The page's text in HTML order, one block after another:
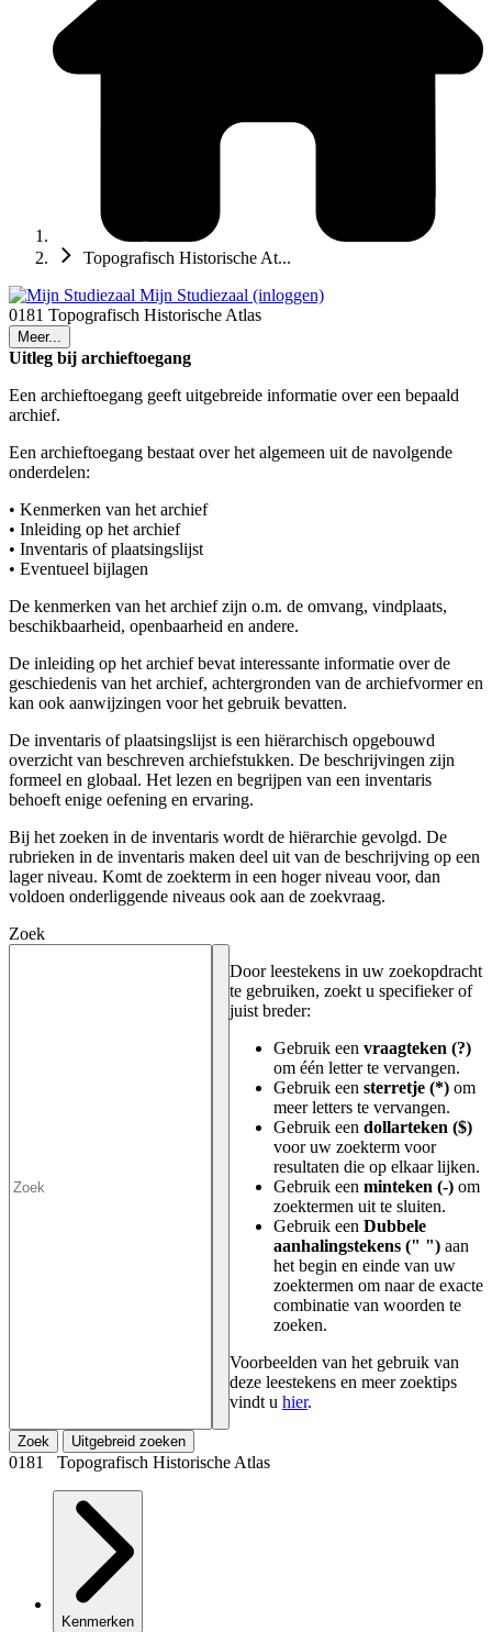
Topografisch Historische At...
Mijn Studiezaal (inloggen)
0181 Topografisch Historische Atlas
Meer...
Uitleg bij archieftoegang
Een archieftoegang geeft uitgebreide informatie over een bepaald
archief.
Een archieftoegang bestaat over het algemeen uit de navolgende
onderdelen:
• Kenmerken van het archief
• Inleiding op het archief
• Inventaris of plaatsingslijst
• Eventueel bijlagen
De kenmerken van het archief zijn o.m. de omvang, vindplaats,
beschikbaarheid, openbaarheid en andere.
De inleiding op het archief bevat interessante informatie over de
geschiedenis van het archief, achtergronden van de archiefvormer en
kan ook aanwijzingen voor het gebruik bevatten.
De inventaris of plaatsingslijst is een hiërarchisch opgebouwd
overzicht van beschreven archiefstukken. De beschrijvingen zijn
formeel en globaal. Het lezen en begrijpen van een inventaris
behoeft enige oefening en ervaring.
Bij het zoeken in de inventaris wordt de hiërarchie gevolgd. De
rubrieken in de inventaris maken deel uit van de beschrijving op een
lager niveau. Komt de zoekterm in een hoger niveau voor, dan
voldoen onderliggende niveaus ook aan de zoekvraag.
Zoek
Door leestekens in uw zoekopdracht
te gebruiken, zoekt u specifieker of
juist breder:
Gebruik een vraagteken (?)
om één letter te vervangen.
Gebruik een sterretje (*) om
meer letters te vervangen.
Gebruik een dollarteken ($)
voor uw zoekterm voor
resultaten die op elkaar lijken.
Gebruik een minteken (-) om
zoektermen uit te sluiten.
Gebruik een Dubbele
aanhalingstekens (" ") aan
het begin en einde van uw
zoektermen om naar de exacte
combinatie van woorden te
zoeken.
Voorbeelden van het gebruik van
deze leestekens en meer zoektips
vindt u hier.
Zoek Uitgebreid zoeken
0181 Topografisch Historische Atlas
Kenmerken